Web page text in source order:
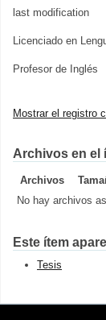
last modification
Licenciado en
Profesor de Inglés
Mostrar el registro
Archivos en el
Archivos
No hay archivos
Este ítem
Tesis